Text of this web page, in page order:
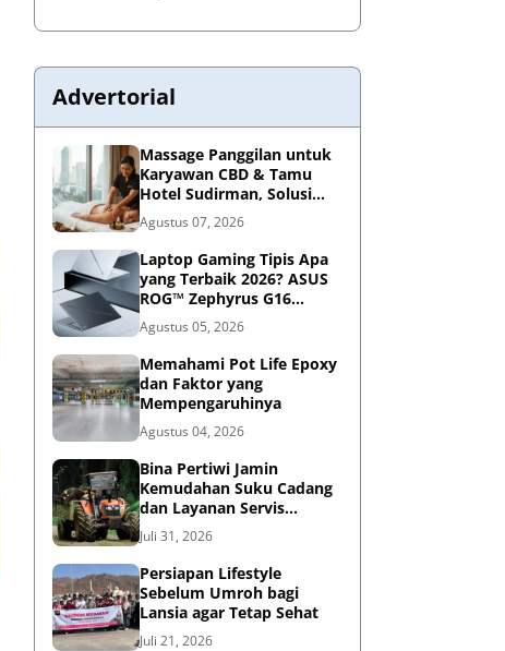
Advertorial
Massage Panggilan untuk
Karyawan CBD & Tamu
Hotel Sudirman, Solusi
Relaksasi Praktis di
Tengah Kesibukan
Agustus 07, 2026
Laptop Gaming Tipis Apa
yang Terbaik 2026? ASUS
ROG™ Zephyrus G16
Portabel Jawabannya
Agustus 05, 2026
Memahami Pot Life Epoxy
dan Faktor yang
Mempengaruhinya
Agustus 04, 2026
Bina Pertiwi Jamin
Kemudahan Suku Cadang
dan Layanan Servis
Berkala Traktor Kubota
Juli 31, 2026
Persiapan Lifestyle
Sebelum Umroh bagi
Lansia agar Tetap Sehat
Juli 21, 2026